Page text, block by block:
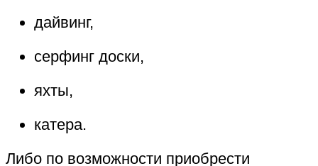
дайвинг,
серфинг доски,
яхты,
катера.
Либо по возможности приобрести